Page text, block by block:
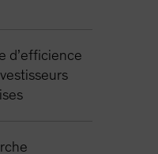
d’efficience